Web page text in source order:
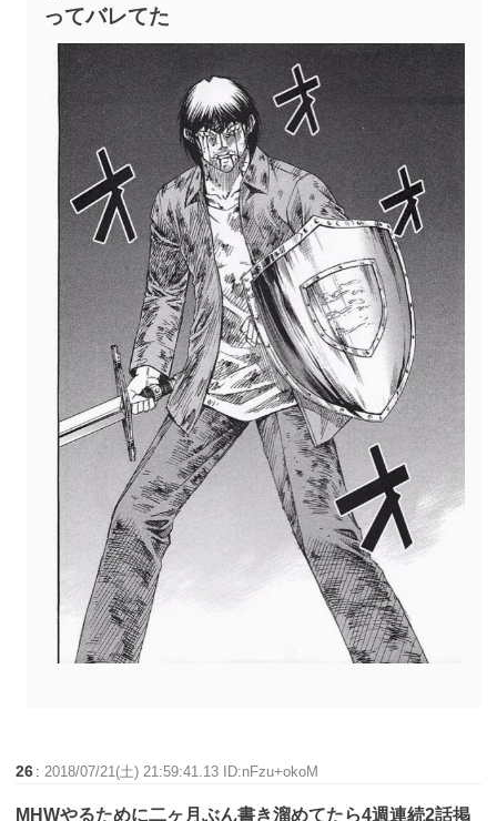
ってバレてた
26 : 2018/07/21(土) 21:59:41.13 ID:nFzu+okoM
MHWやるために二ヶ月ぶん書き溜めてたら4週連続2話掲